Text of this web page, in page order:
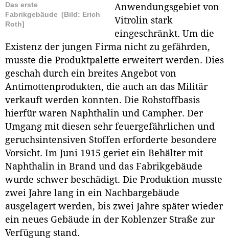
Das erste
Fabrikgebäude [Bild: Erich
Roth]
Anwendungsgebiet von
Vitrolin stark
eingeschränkt. Um die
Existenz der jungen Firma nicht zu gefährden,
musste die Produktpalette erweitert werden. Dies
geschah durch ein breites Angebot von
Antimottenprodukten, die auch an das Militär
verkauft werden konnten. Die Rohstoffbasis
hierfür waren Naphthalin und Campher. Der
Umgang mit diesen sehr feuergefährlichen und
geruchsintensiven Stoffen erforderte besondere
Vorsicht. Im Juni 1915 geriet ein Behälter mit
Naphthalin in Brand und das Fabrikgebäude
wurde schwer beschädigt. Die Produktion musste
zwei Jahre lang in ein Nachbargebäude
ausgelagert werden, bis zwei Jahre später wieder
ein neues Gebäude in der Koblenzer Straße zur
Verfügung stand.